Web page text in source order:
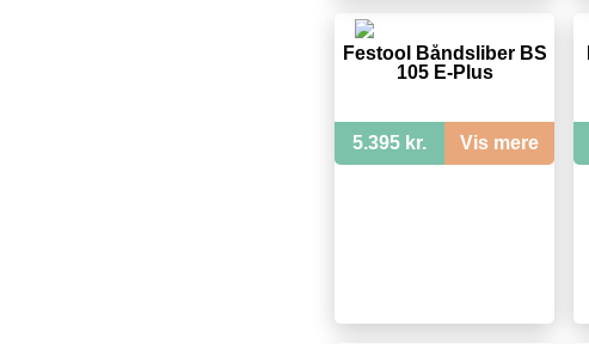
Festool Båndsliber BS
105 E-Plus
5.395 kr. Vis mere